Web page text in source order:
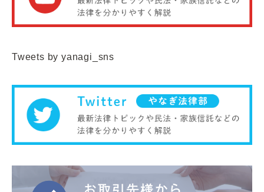
Tweets by yanagi_sns